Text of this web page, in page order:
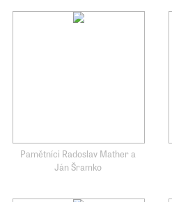
Pamětníci Radoslav Mather a
Ján Šramko